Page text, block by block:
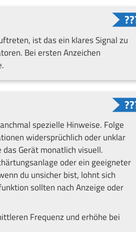
ist das ein klares Signal zu
Bei ersten Anzeichen
spezielle Hinweise. Folge
widersprüchlich oder unklar
Gerät monatlich visuell.
oder ein geeigneter
du unsicher bist, lohnt sich
sollten nach Anzeige oder
Frequenz und erhöhe bei